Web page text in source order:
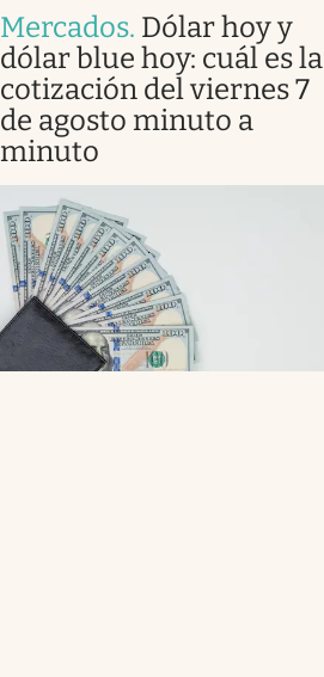
Mercados. Dólar hoy y
dólar blue hoy: cuál es la
cotización del viernes 7
de agosto minuto a
minuto